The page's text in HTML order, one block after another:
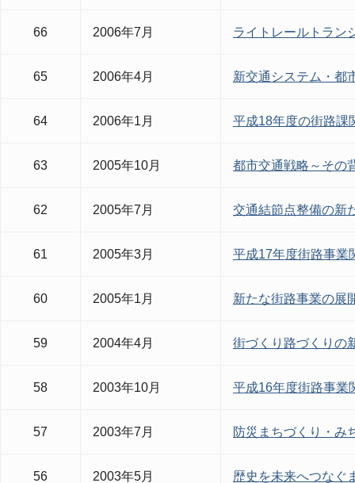
66 2006年7月 ライトレールトラン
65 2006年4月 新交通システム・都
64 2006年1月 平成18年度の街路課
63 2005年10月 都市交通戦略～その
62 2005年7月 交通結節点整備の新
61 2005年3月 平成17年度街路事業
60 2005年1月 新たな街路事業の展
59 2004年4月 街づくり路づくりの
58 2003年10月 平成16年度街路事業
57 2003年7月 防災まちづくり・み
56 2003年5月 歴史を未来へつなぐ